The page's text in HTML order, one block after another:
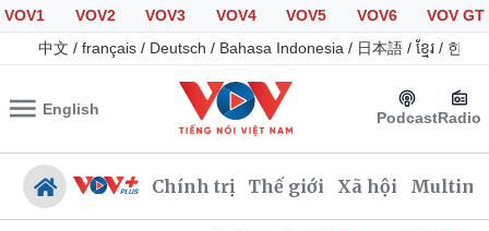
VOV1 VOV2 VOV3 VOV4 VOV5 VOV6
VOV GT
中文 / français / Deutsch / Bahasa Indonesia / 日本語 / ខ្មែរ / 한국
English PodcastRadio
Chính trị Thế giới Xã hội